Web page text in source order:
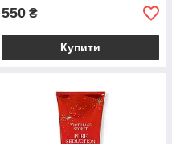
550 ₴
Купити